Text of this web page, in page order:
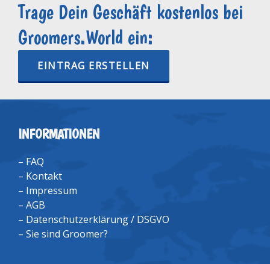
Trage Dein Geschäft kostenlos bei
Groomers.World ein:
EINTRAG ERSTELLEN
INFORMATIONEN
– FAQ
– Kontakt
– Impressum
– AGB
– Datenschutzerklärung / DSGVO
– Sie sind Groomer?